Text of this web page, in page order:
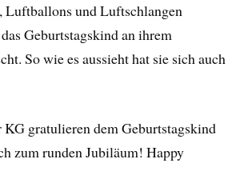
Luftballons und Luftschlangen
Geburtstagskind an ihrem
So wie es aussieht hat sie sich auch
gratulieren dem Geburtstagskind
zum runden Jubiläum! Happy